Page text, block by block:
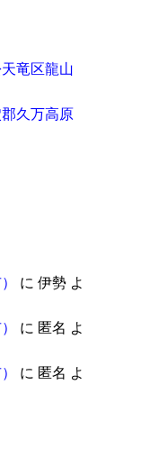
竜区龍山
久万高原
に 伊勢 よ
に 匿名 よ
に 匿名 よ